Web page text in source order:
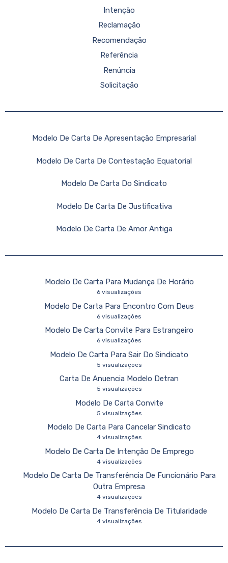
Intenção
Reclamação
Recomendação
Referência
Renúncia
Solicitação
Modelo De Carta De Apresentação Empresarial
Modelo De Carta De Contestação Equatorial
Modelo De Carta Do Sindicato
Modelo De Carta De Justificativa
Modelo De Carta De Amor Antiga
Modelo De Carta Para Mudança De Horário
6 visualizações
Modelo De Carta Para Encontro Com Deus
6 visualizações
Modelo De Carta Convite Para Estrangeiro
6 visualizações
Modelo De Carta Para Sair Do Sindicato
5 visualizações
Carta De Anuencia Modelo Detran
5 visualizações
Modelo De Carta Convite
5 visualizações
Modelo De Carta Para Cancelar Sindicato
4 visualizações
Modelo De Carta De Intenção De Emprego
4 visualizações
Modelo De Carta De Transferência De Funcionário Para
Outra Empresa
4 visualizações
Modelo De Carta De Transferência De Titularidade
4 visualizações